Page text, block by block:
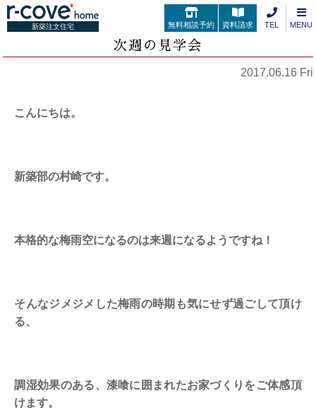
新築注文住宅 無料相談予約 資料請求 TEL MENU
次週の見学会
2017.06.16 Fri
こんにちは。
新築部の村崎です。
本格的な梅雨空になるのは来週になるようですね！
そんなジメジメした梅雨の時期も気にせず過ごして頂け
る、
調湿効果のある、漆喰に囲まれたお家づくりをご体感頂
けます。